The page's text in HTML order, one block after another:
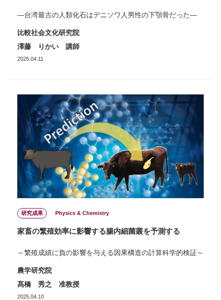
—台湾最古の人類化石はデニソワ人男性の下顎骨だった—
比較社会文化研究院
澤藤 りかい 講師
2025.04.11
研究成果 Physics & Chemistry
家畜の繁殖効率に影響する腸内細菌叢を予測する
～繁殖成績に負の影響を与える因果構造の計算科学的検証～
農学研究院
髙橋 秀之 准教授
2025.04.10